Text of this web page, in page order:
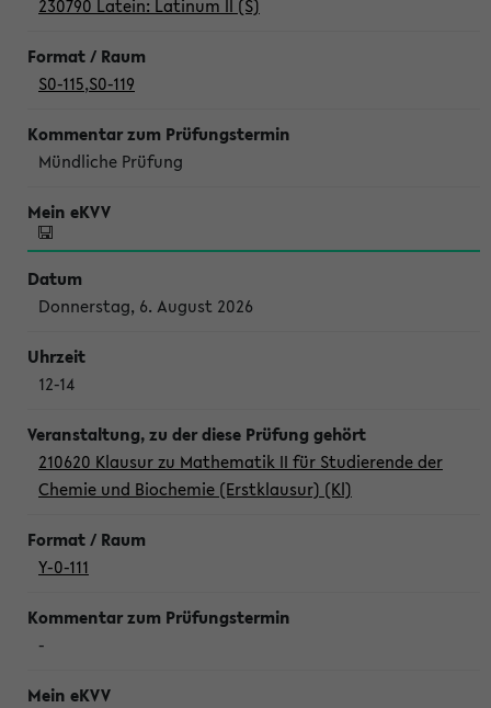
230790 Latein: Latinum II (S)
S0-115,S0-119
Mündliche Prüfung
Donnerstag, 6. August 2026
12-14
210620 Klausur zu Mathematik II für Studierende der
Chemie und Biochemie (Erstklausur) (Kl)
Y-0-111
-